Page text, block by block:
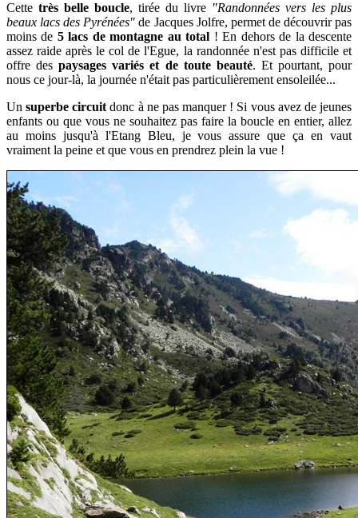
Cette très belle boucle, tirée du livre "Randonnées vers les plus
beaux lacs des Pyrénées" de Jacques Jolfre, permet de découvrir pas
moins de 5 lacs de montagne au total !En dehors de la descente
assez raide après le col de l'Egue, la randonnée n'est pas difficile et
offre despaysages variés et de toute beauté. Et pourtant, pour
nous ce jour-là, la journée n'était pas particulièrement ensoleilée...
Unsuperbe circuitdonc à ne pas manquer ! Si vous avez de jeunes
enfants ou que vous ne souhaitez pas faire la boucle en entier, allez
au moins jusqu'à l'Etang Bleu, je vous assure que ça en vaut
vraiment la peine et que vous en prendrez plein la vue !